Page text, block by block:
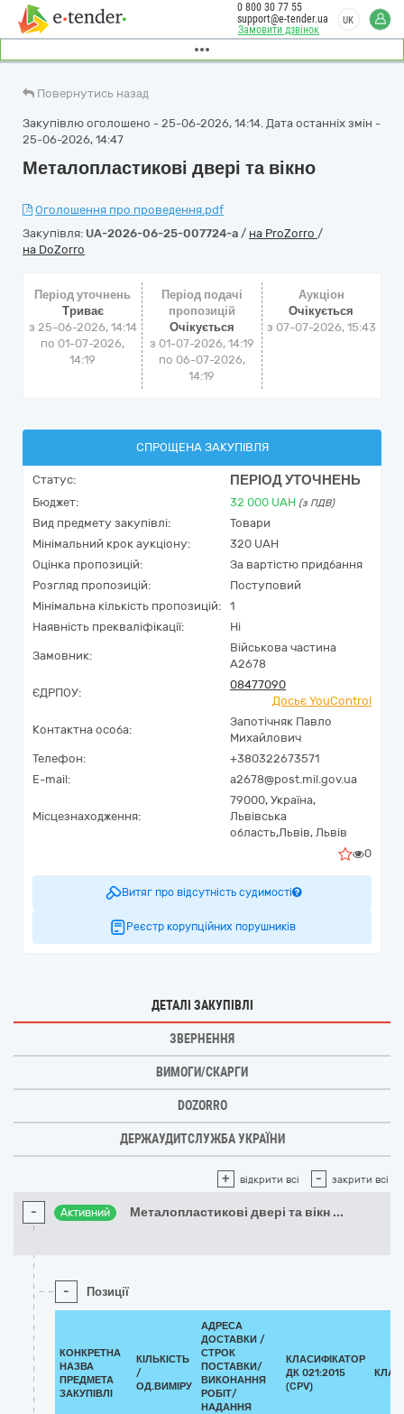
Замовити дзвінок
0 800 30 77 55
support@e-tender.ua
UK
Повернутись назад
Закупівлю оголошено - 25-06-2026, 14:14. Дата останніх змін -
25-06-2026, 14:47
Металопластикові двері та вікно
Оголошення про проведення.pdf
Закупівля: UA-2026-06-25-007724-a / на ProZorro /
на DoZorro
Період уточнень
Триває
з 25-06-2026, 14:14
по 01-07-2026,
14:19
Період подачі
пропозицій
Очікується
з 01-07-2026, 14:19
по 06-07-2026,
14:19
Аукціон
Очікується
з 07-07-2026, 15:43
СПРОЩЕНА ЗАКУПІВЛЯ
Статус: ПЕРІОД УТОЧНЕНЬ
Бюджет: 32 000 UAH (з ПДВ)
Вид предмету закупівлі:
Товари
Мінімальний крок аукціону:
320 UAH
Оцінка пропозицій:
За вартістю придбання
Розгляд пропозицій:
Поступовий
Мінімальна кількість пропозицій:
1
Наявність прекваліфікації:
Ні
Замовник:
Військова частина
А2678
ЄДРПОУ:
08477090
Досьє YouControl
Контактна особа:
Запотічняк Павло
Михайлович
Телефон:
+380322673571
E-mail:
a2678@post.mil.gov.ua
Місцезнаходження:
79000, Україна,
Львівська
область,Львів, Львів
0
Витяг про відсутність судимості
Реєстр корупційних порушників
ДЕТАЛІ ЗАКУПІВЛІ
ЗВЕРНЕННЯ
ВИМОГИ/СКАРГИ
DOZORRO
ДЕРЖАУДИТСЛУЖБА УКРАЇНИ
+ відкрити всі - закрити всі
- Активний Металопластикові двері та вікн ...
- Позиції
КОНКРЕТНА
НАЗВА
ПРЕДМЕТА
ЗАКУПІВЛІ
КІЛЬКІСТЬ
/
ОД.ВИМІРУ
АДРЕСА
ДОСТАВКИ /
СТРОК
ПОСТАВКИ/
ВИКОНАННЯ
РОБІТ/
НАДАННЯ
КЛАСИФІКАТОР
ДК 021:2015
(CPV)